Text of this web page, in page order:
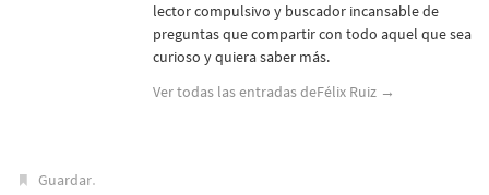
lector compulsivo y buscador incansable de
preguntas que compartir con todo aquel que sea
curioso y quiera saber más.
Ver todas las entradas deFélix Ruiz →
Guardar.